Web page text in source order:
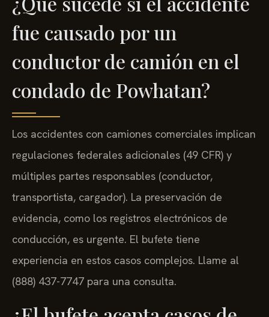
fue causado por un
conductor de camión en el
condado de Powhatan?
Los accidentes con camiones comerciales implican
regulaciones federales adicionales (49 CFR) y
múltiples partes responsables (conductor,
transportista, cargador). La preservación de
evidencia, como los registros electrónicos de
conducción, es urgente. El bufete tiene
experiencia en estos casos complejos. Llame al
(888) 437-7747 para una consulta.